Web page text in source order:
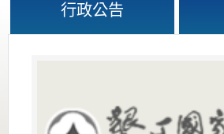
行政公告